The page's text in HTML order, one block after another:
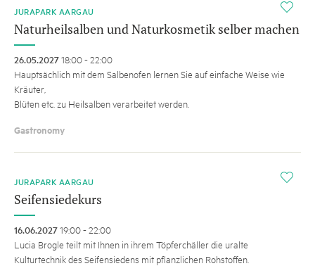
i
JURAPARK AARGAU
Naturheilsalben und Naturkosmetik selber machen
26.05.202718:00 - 22:00
Hauptsächlich mit dem Salbenofen lernen Sie auf einfache Weise wie
Kräuter,
Blüten etc. zu Heilsalben verarbeitet werden.
Gastronomy
i
JURAPARK AARGAU
Seifensiedekurs
16.06.202719:00 - 22:00
Lucia Brogle teilt mit Ihnen in ihrem Töpferchäller die uralte
Kulturtechnik des Seifensiedens mit pflanzlichen Rohstoffen.